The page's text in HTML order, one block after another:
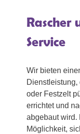
Rascher
Service
Wir bieten
Dienstleistung,
oder Festzelt
errichtet und
abgebaut wird.
Möglichkeit,